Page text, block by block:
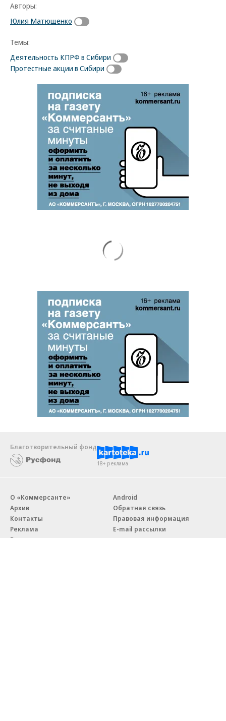
Авторы:
Юлия Матющенко
Темы:
Деятельность КПРФ в Сибири
Протестные акции в Сибири
Благотворительный фонд
18+ реклама
О «Коммерсанте»
Архив
Контакты
Реклама
Вакансии
Android
Обратная связь
Правовая информация
E-mail рассылки